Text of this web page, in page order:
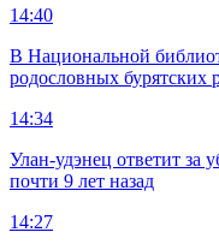
14:40
В Национальной
родословных бурятских
14:34
Улан-удэнец ответит за
почти 9 лет назад
14:27